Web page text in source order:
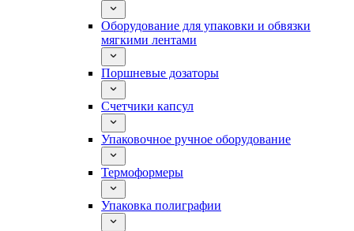
Оборудование для упаковки и обвязки
мягкими лентами
Поршневые дозаторы
Счетчики капсул
Упаковочное ручное оборудование
Термоформеры
Упаковка полиграфии